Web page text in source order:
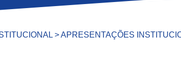
> APRESENTAÇÕES